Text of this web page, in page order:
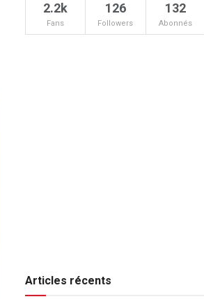
2.2k
Fans
126
Followers
132
Abonnés
Articles récents